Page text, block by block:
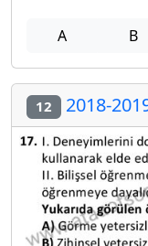
A B
12 2018-